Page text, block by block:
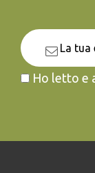
Ho letto e